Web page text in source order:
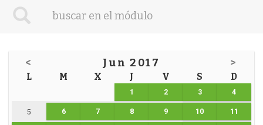
< Jun 2017 >
L M X J V S D
1 2 3 4
5 6 7 8 9 10 11